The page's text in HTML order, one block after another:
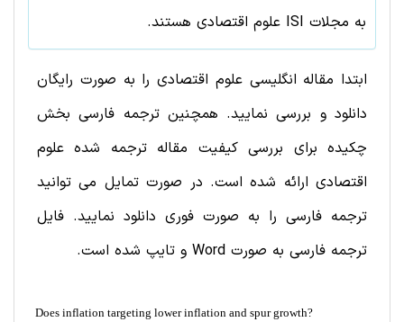
به مجلات ISI
علوم اقتصادی هستند.
ابتدا مقاله انگلیسی علوم اقتصادی را به صورت رایگان
دانلود و بررسی نمایید. همچنین ترجمه فارسی بخش
چکیده برای بررسی کیفیت مقاله ترجمه شده علوم
اقتصادی ارائه شده است. در صورت تمایل می توانید
ترجمه فارسی را به صورت فوری دانلود نمایید. فایل
ترجمه فارسی به صورت Word و تایپ شده است.
Does inflation targeting lower inflation and spur growth?